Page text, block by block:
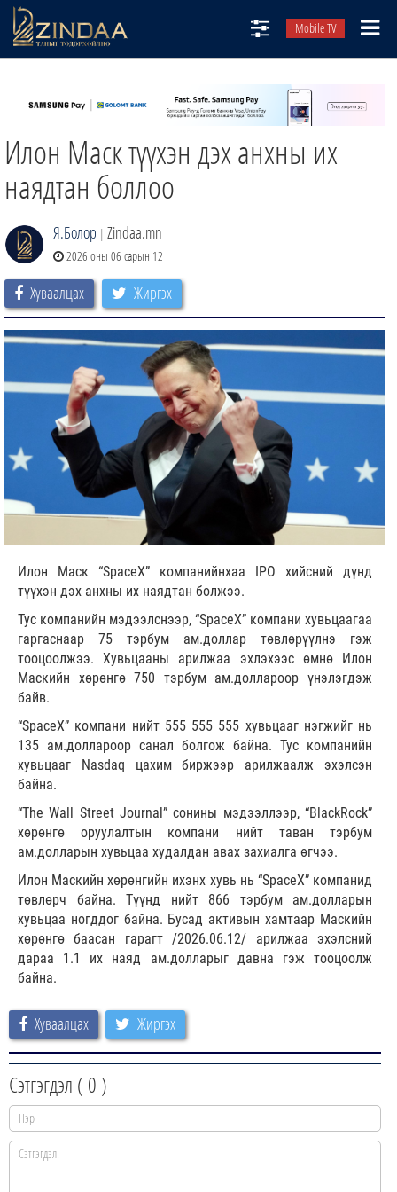
Mobile TV
ТВ8
ӨГЛӨӨНИЙ СОНИН
ЗИНДАА СЭТГҮҮЛ
Илон Маск түүхэн дэх анхны их
наядтан боллоо
Я.Болор | Zindaa.mn
2026 оны 06 сарын 12
Хуваалцах Жиргэх
Илон Маск “SpaceX” компанийнхаа IPO хийсний дүнд
түүхэн дэх анхны их наядтан болжээ.
Тус компанийн мэдээлснээр, “SpaceX” компани хувьцаагаа
гаргаснаар 75 тэрбум ам.доллар төвлөрүүлнэ гэж
тооцоолжээ. Хувьцааны арилжаа эхлэхээс өмнө Илон
Маскийн хөрөнгө 750 тэрбум ам.доллароор үнэлэгдэж
байв.
“SpaceX” компани нийт 555 555 555 хувьцааг нэгжийг нь
135 ам.доллароор санал болгож байна. Тус компанийн
хувьцааг Nasdaq цахим биржээр арилжаалж эхэлсэн
байна.
“The Wall Street Journal” сонины мэдээллээр, “BlackRock”
хөрөнгө оруулалтын компани нийт таван тэрбум
ам.долларын хувьцаа худалдан авах захиалга өгчээ.
Илон Маскийн хөрөнгийн ихэнх хувь нь “SpaceX” компанид
төвлөрч байна. Түүнд нийт 866 тэрбум ам.долларын
хувьцаа ногддог байна. Бусад активын хамтаар Маскийн
хөрөнгө баасан гарагт /2026.06.12/ арилжаа эхэлсний
дараа 1.1 их наяд ам.долларыг давна гэж тооцоолж
байна.
Хуваалцах Жиргэх
Сэтгэгдэл ( 0 )